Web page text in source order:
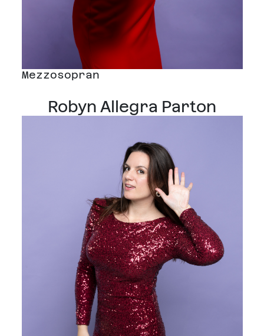
Mezzosopran
Robyn Allegra Parton